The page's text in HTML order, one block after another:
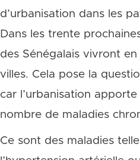
d’urbanisation dans les
Dans les trente
des Sénégalais vivront
villes. Cela pose la
car l’urbanisation
nombre de maladies
Ce sont des maladies